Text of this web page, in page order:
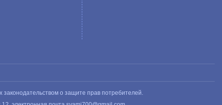
о защите прав потребителей.